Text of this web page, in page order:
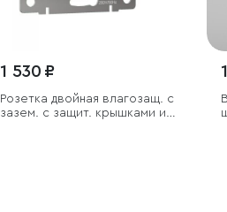
1 530 ₽
Розетка двойная влагозащ. с
зазем. с защит. крышками и